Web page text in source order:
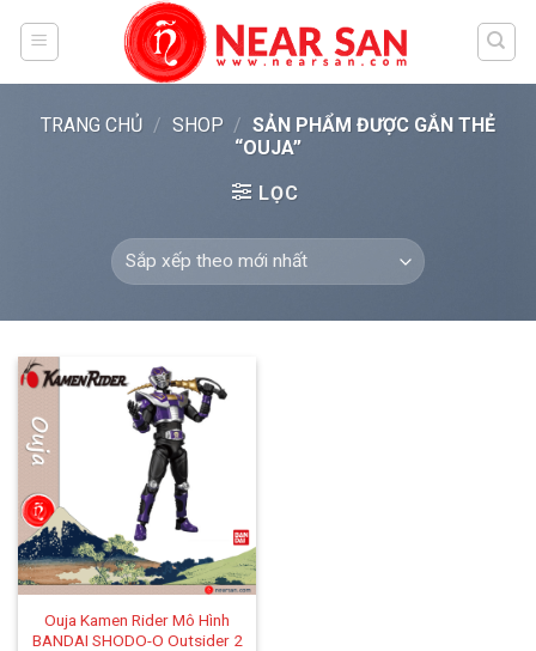
TRANG CHỦ / SHOP / SẢN PHẨM ĐƯỢC GẮN THẺ
“OUJA”
LỌC
Ouja Kamen Rider Mô Hình
BANDAI SHODO-O Outsider 2